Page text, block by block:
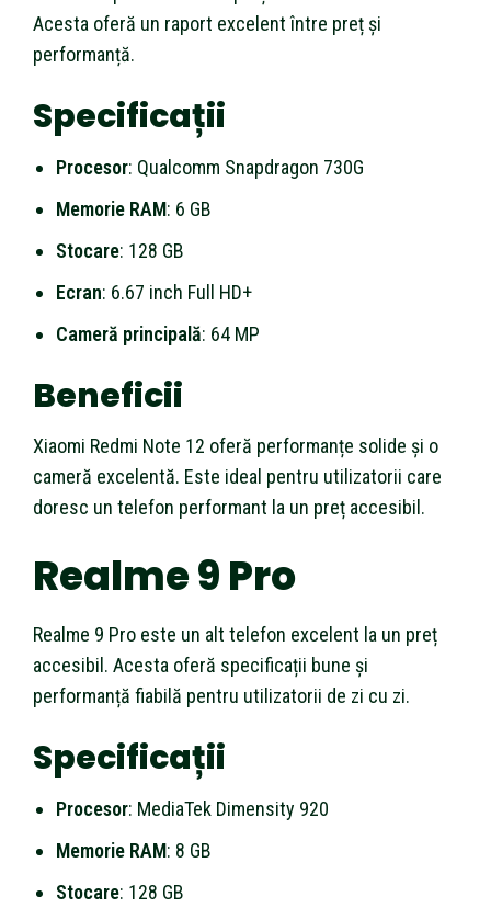
Acesta oferă un raport excelent între preț și
performanță.
Specificații
Procesor: Qualcomm Snapdragon 730G
Memorie RAM: 6 GB
Stocare: 128 GB
Ecran: 6.67 inch Full HD+
Cameră principală: 64 MP
Beneficii
Xiaomi Redmi Note 12 oferă performanțe solide și o
cameră excelentă. Este ideal pentru utilizatorii care
doresc un telefon performant la un preț accesibil.
Realme 9 Pro
Realme 9 Pro este un alt telefon excelent la un preț
accesibil. Acesta oferă specificații bune și
performanță fiabilă pentru utilizatorii de zi cu zi.
Specificații
Procesor: MediaTek Dimensity 920
Memorie RAM: 8 GB
Stocare: 128 GB